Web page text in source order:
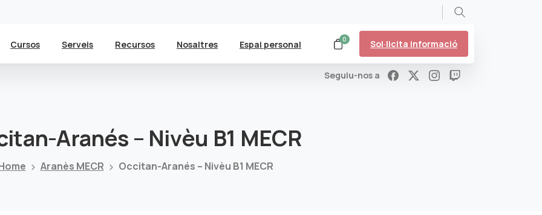
Search
Cursos Serveis Recursos Nosaltres Espai personal 0 Sol·licita informació
Seguiu-nos a
Aranés – Nivèu B1 MECR
Aranès MECR Occitan-Aranés – Nivèu B1 MECR